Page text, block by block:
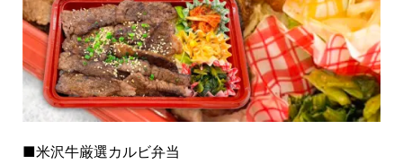
■米沢牛厳選カルビ弁当